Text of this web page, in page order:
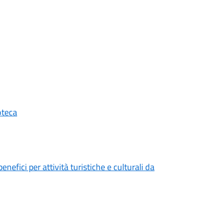
per attività turistiche e culturali da